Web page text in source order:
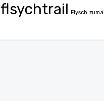
flsychtrail Flysch